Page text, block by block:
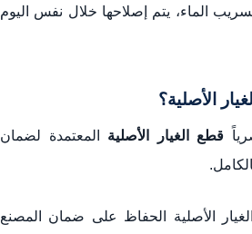
الماء، يتم إصلاحها خلال نفس اليوم
الأصلية؟
قطع الغيار الأصلية المعتمدة لضمان
الأصلية الحفاظ على ضمان المصنع